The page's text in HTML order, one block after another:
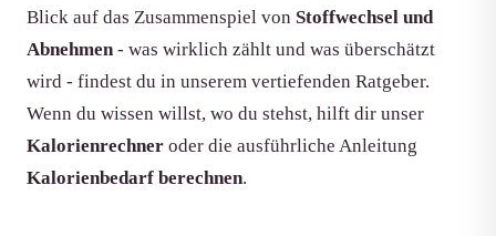
Blick auf das Zusammenspiel von Stoffwechsel und
Abnehmen- was wirklich zählt und was überschätzt
wird - findest du in unserem vertiefenden Ratgeber.
Wenn du wissen willst, wo du stehst, hilft dir unser
Kalorienrechner oder die ausführliche Anleitung
Kalorienbedarf berechnen.